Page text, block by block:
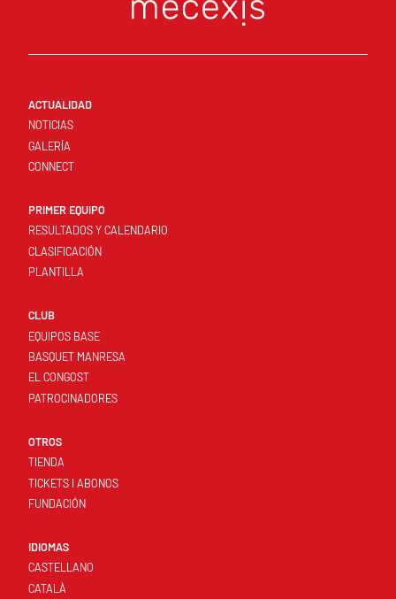
ACTUALIDAD
NOTICIAS
GALERÍA
CONNECT
PRIMER EQUIPO
RESULTADOS Y CALENDARIO
CLASIFICACIÓN
PLANTILLA
CLUB
EQUIPOS BASE
BASQUET MANRESA
EL CONGOST
PATROCINADORES
OTROS
TIENDA
TICKETS I ABONOS
FUNDACIÓN
IDIOMAS
CASTELLANO
CATALÀ